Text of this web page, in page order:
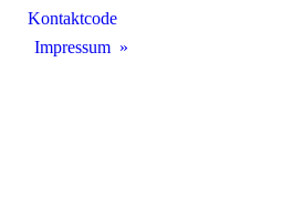
Kontaktcode
Impressum